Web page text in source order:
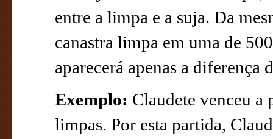
entre a limpa e a suja. Da
canastra limpa em uma de
aparecerá apenas a diferença
Exemplo: Claudete venceu a
limpas. Por esta partida,